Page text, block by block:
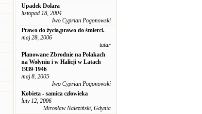
Upadek Dolara
listopad 18, 2004
Iwo Cyprian Pogonowski
Prawo do życia,prawo do śmierci.
maj 28, 2006
tatar
Planowane Zbrodnie na Polakach
na Wołyniu i w Halicji w Latach
1939-1946
maj 8, 2005
Iwo Cyprian Pogonowski
Kobieta - samica człowieka
luty 12, 2006
Mirosław Naleziński, Gdynia